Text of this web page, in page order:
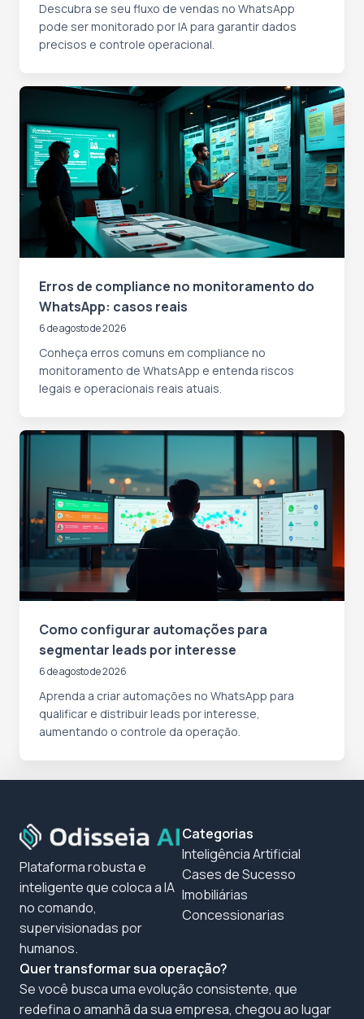
Descubra se seu fluxo de vendas no WhatsApp
pode ser monitorado por IA para garantir dados
precisos e controle operacional.
Erros de compliance no monitoramento do
WhatsApp: casos reais
6 de agosto de 2026
Conheça erros comuns em compliance no
monitoramento de WhatsApp e entenda riscos
legais e operacionais reais atuais.
Como configurar automações para
segmentar leads por interesse
6 de agosto de 2026
Aprenda a criar automações no WhatsApp para
qualificar e distribuir leads por interesse,
aumentando o controle da operação.
Plataforma robusta e
inteligente que coloca a IA
no comando,
supervisionadas por
humanos.
Categorias
Inteligência Artificial
Cases de Sucesso
Imobiliárias
Concessionarias
Quer transformar sua operação?
Se você busca uma evolução consistente, que
redefina o amanhã da sua empresa, chegou ao lugar